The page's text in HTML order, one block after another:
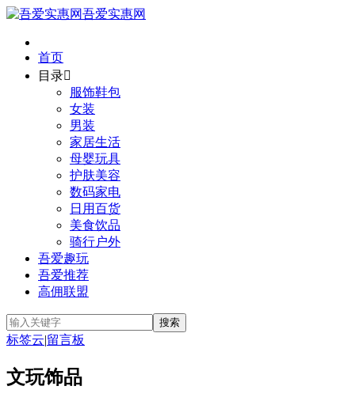
吾爱实惠网
首页
目录
服饰鞋包
女装
男装
家居生活
母婴玩具
护肤美容
数码家电
日用百货
美食饮品
骑行户外
吾爱趣玩
吾爱推荐
高佣联盟
标签云|留言板
文玩饰品